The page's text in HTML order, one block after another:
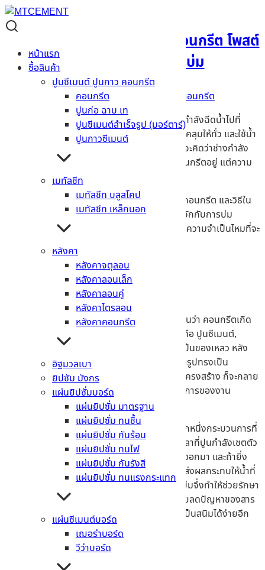
หน้าแรก
ซื้อสินค้า
ปูนซีเมนต์ ปูนกาว คอนกรีต
คอนกรีต
ปูนก่อ ฉาบ เท
ปูนซีเมนต์สำเร็จรูป (มอร์ตาร์)
ปูนกาวซีเมนต์
เมทัลชีท
เมทัลชีท บลูสโคป
เมทัลชีท เหล็กนอก
หลังคา
หลังคาจตุลอน
หลังคาลอนเล็ก
หลังคาลอนคู่
หลังคาไตรลอน
หลังคาคอนกรีต
อิฐมวลเบา
ยิปซัม มังกร
แผ่นยิปซั่มบอร์ด
แผ่นยิปซั่ม มาตรฐาน
แผ่นยิปซั่ม ทนชื้น
แผ่นยิปซั่ม กันร้อน
แผ่นยิปซั่ม ทนไฟ
แผ่นยิปซั่ม กันรังสี
แผ่นยิปซั่ม ทนแรงกระแทก
แผ่นซีเมนต์บอร์ด
เฌอร่าบอร์ด
วีว่าบอร์ด
เพราะอะไร? ทำไมถึงต้อง บ่มคอนกรีต โพสต์
เดียวจบ พร้อมบอกวิธีบ่ม
28/07/2022 23/07/2022
คอนกรีต
มีใครเคยผ่านบริเวณที่มีการก่อสร้าง แล้วเห็นคนกำลังฉีดน้ำไปที่
โครงสร้างของคอนกรีต หรือว่านำกระสอบป่านมาคลุมให้ทั่ว และใช้น้ำ
รดกระสอบให้ชุ่มไปด้วยน้ำหรือเปล่า? บางคนอาจจะคิดว่าช่างกำลัง
ทำความสะอาด ชำระล้างสิ่งสกปรกที่ติดอยู่กับคอนกรีตอยู่ แต่ความ
จริงแล้ว สิ่งที่คุณเห็นนั่นคือการ
สำหรับใครที่กำลังสงสัยว่า ทำไมถึงต้องมีการบ่มคอนกรีต และวิธีใน
การบ่มมีอะไรบ้าง วันนี้MTcementจะพาคุณไปรู้จักกับการบ่ม
คอนกรีตให้มากขึ้น ว่ามีความสำคัญอย่างไร และมีความจำเป็นไหมที่จะ
ต้องบ่ม ไปอ่านบทความนี้กันเลย!
การบ่มคอนกรีต คือ?
ก่อนที่จะพูดถึงการบ่มคอนกรีต คุณต้องเข้าใจก่อนว่า คอนกรีตเกิด
จากการนำส่วนผสมต่างๆ ที่มีด้วยกันอยู่ 4 ชนิด คือ ปูนซีเมนต์,
ทราย, หิน และน้ำ นำมาผสมกันให้เข้าที่ จนกลายเป็นของเหลว หลัง
จากนั้นก็จะนำปูนไปเทในโครงที่เตรียมเอาไว้ ให้ขึ้นรูปทรงเป็น
โครงสร้าง และถ้าอยากจะเพิ่มความแข็งแรงของโครงสร้าง ก็จะกลาย
เป็นคอนกรีตเสริมเหล็ก ถือว่าเป็นหนึ่งในกระบวนการของงาน
แต่ว่าหลังจากที่คุณทำโครงสร้างเสร็จแล้ว ยังมีอีกหนึ่งกระบวนการที่
ต้องทำทุกครั้ง นั่นก็คือ การบ่มคอนกรีต เพราะเวลาที่ปูนกำลังเชตตัว
ให้แข็งกลายเป็นคอนกรีต จะมีการคลายความชื้นออกมา และถ้ายิ่ง
เป็นอากาศในบ้านเรา ที่มีโอกาสเกิดความร้อนสูง ส่งผลกระทบให้น้ำที่
อยู่ในคอนกรีตระเหยออกมาได้อย่างรวดเร็ว การบ่มจึ่งทำให้ช่วยรักษา
ระดับ ไม่ให้คอนกรีตคลายความชื้นออกมา และช่วยลดปัญหาของสาร
เคมีที่อยู่ในคอนกรีต ป้องกันการทำให้เหล็กเสริมเป็นสนิมได้ง่ายอีก